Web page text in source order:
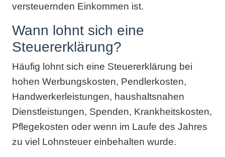
versteuernden Einkommen ist.
Wann lohnt sich eine
Steuererklärung?
Häufig lohnt sich eine Steuererklärung bei
hohen Werbungskosten, Pendlerkosten,
Handwerkerleistungen, haushaltsnahen
Dienstleistungen, Spenden, Krankheitskosten,
Pflegekosten oder wenn im Laufe des Jahres
zu viel Lohnsteuer einbehalten wurde.